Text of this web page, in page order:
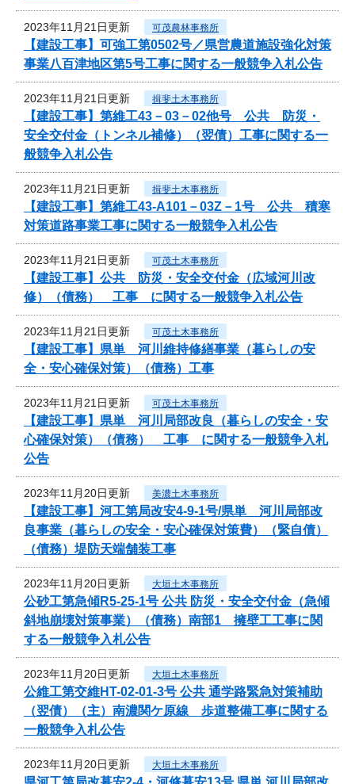
2023年11月21日更新 可茂農林事務所
【建設工事】可強工第0502号／県営農道施設強化対策
事業八百津地区第5号工事に関する一般競争入札公告
2023年11月21日更新 揖斐土木事務所
【建設工事】第維工43－03－02他号 公共 防災・
安全交付金（トンネル補修）（翌債）工事に関する一
般競争入札公告
2023年11月21日更新 揖斐土木事務所
【建設工事】第維工43-A101－03Z－1号 公共 積寒
対策道路事業工事に関する一般競争入札公告
2023年11月21日更新 可茂土木事務所
【建設工事】公共 防災・安全交付金（広域河川改
修）（債務） 工事 に関する一般競争入札公告
2023年11月21日更新 可茂土木事務所
【建設工事】県単 河川維持修繕事業（暮らしの安
全・安心確保対策）（債務）工事
2023年11月21日更新 可茂土木事務所
【建設工事】県単 河川局部改良（暮らしの安全・安
心確保対策）（債務） 工事 に関する一般競争入札
公告
2023年11月20日更新 美濃土木事務所
【建設工事】河工第局改安4-9-1号/県単 河川局部改
良事業（暮らしの安全・安心確保対策費）（緊自債）
（債務）堤防天端舗装工事
2023年11月20日更新 大垣土木事務所
公砂工第急傾R5-25-1号 公共 防災・安全交付金（急傾
斜地崩壊対策事業）（債務）南部1 擁壁工工事に関
する一般競争入札公告
2023年11月20日更新 大垣土木事務所
公維工第交維HT-02-01-3号 公共 通学路緊急対策補助
（翌債）（主）南濃関ケ原線 歩道整備工事に関する
一般競争入札公告
2023年11月20日更新 大垣土木事務所